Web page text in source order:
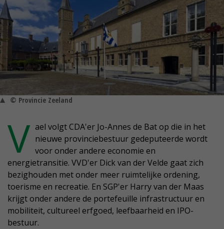
© Provincie Zeeland
V ael volgt CDA'er Jo-Annes de Bat op die in het
nieuwe provinciebestuur gedeputeerde wordt
voor onder andere economie en
energietransitie. VVD'er Dick van der Velde gaat zich
bezighouden met onder meer ruimtelijke ordening,
toerisme en recreatie. En SGP'er Harry van der Maas
krijgt onder andere de portefeuille infrastructuur en
mobiliteit, cultureel erfgoed, leefbaarheid en IPO-
bestuur.